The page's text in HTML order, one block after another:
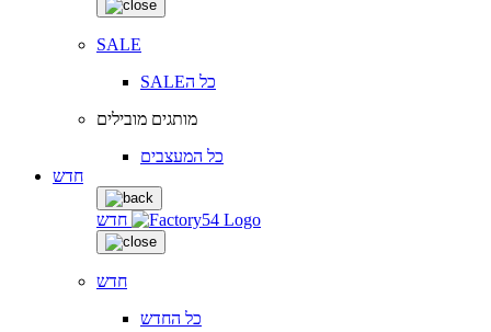
SALE
SALEכל ה
מותגים מובילים
כל המעצבים
חדש
חדש
חדש
כל החדש